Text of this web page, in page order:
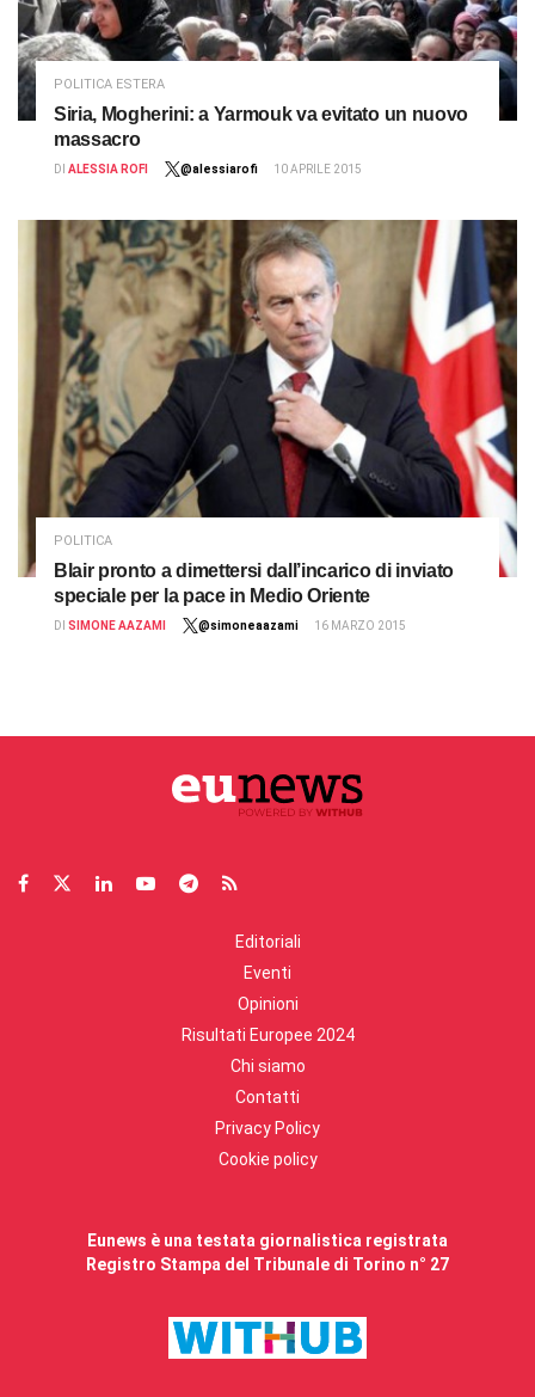
POLITICA ESTERA
Siria, Mogherini: a Yarmouk va evitato un nuovo
massacro
DI ALESSIA ROFI @alessiarofi 10 APRILE 2015
POLITICA
Blair pronto a dimettersi dall’incarico di inviato
speciale per la pace in Medio Oriente
DI SIMONE AAZAMI @simoneaazami 16 MARZO 2015
Editoriali
Eventi
Opinioni
Risultati Europee 2024
Chi siamo
Contatti
Privacy Policy
Cookie policy
Eunews è una testata giornalistica registrata
Registro Stampa del Tribunale di Torino n° 27